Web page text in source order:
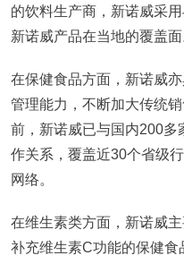
的饮料生产商，新诺威采
新诺威产品在当地的覆盖面
在保健食品方面，新诺威
管理能力，不断加大传统
前，新诺威已与国内200多
作关系，覆盖近30个省级
网络。
在维生素类方面，新诺威
补充维生素C功能的保健